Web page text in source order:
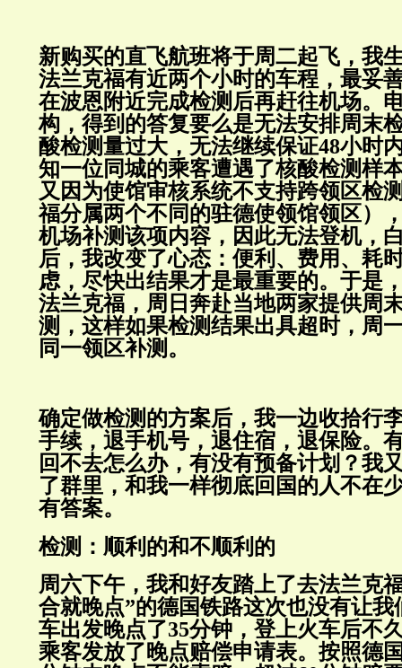
新购买的直飞航班将于周二起飞，我
法兰克福有近两个小时的车程，最妥
在波恩附近完成检测后再赶往机场。
构，得到的答复要么是无法安排周末
酸检测量过大，无法继续保证48小时
知一位同城的乘客遭遇了核酸检测样
又因为使馆审核系统不支持跨领区检
福分属两个不同的驻德使领馆领区）
机场补测该项内容，因此无法登机，
后，我改变了心态：便利、费用、耗
虑，尽快出结果才是最重要的。于是
法兰克福，周日奔赴当地两家提供周
测，这样如果检测结果出具超时，周
同一领区补测。
确定做检测的方案后，我一边收拾行
手续，退手机号，退住宿，退保险。
回不去怎么办，有没有预备计划？我
了群里，和我一样彻底回国的人不在
有答案。
检测：顺利的和不顺利的
周六下午，我和好友踏上了去法兰克
合就晚点”的德国铁路这次也没有让
车出发晚点了35分钟，登上火车后不
乘客发放了晚点赔偿申请表。按照德